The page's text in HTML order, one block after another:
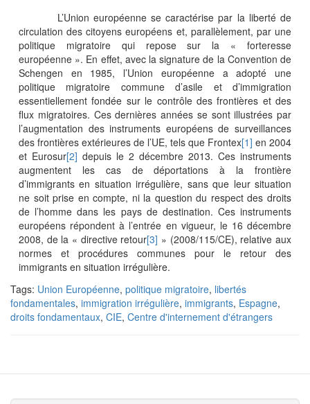
L’Union européenne se caractérise par la liberté de
circulation des citoyens européens et, parallèlement, par une
politique migratoire qui repose sur la « forteresse
européenne ». En effet, avec la signature de la Convention de
Schengen en 1985, l’Union européenne a adopté une
politique migratoire commune d’asile et d’immigration
essentiellement fondée sur le contrôle des frontières et des
flux migratoires. Ces dernières années se sont illustrées par
l’augmentation des instruments européens de surveillances
des frontières extérieures de l’UE, tels que Frontex[1] en 2004
et Eurosur[2] depuis le 2 décembre 2013. Ces instruments
augmentent les cas de déportations à la frontière
d’immigrants en situation irrégulière, sans que leur situation
ne soit prise en compte, ni la question du respect des droits
de l’homme dans les pays de destination. Ces instruments
européens répondent à l’entrée en vigueur, le 16 décembre
2008, de la « directive retour[3] » (2008/115/CE), relative aux
normes et procédures communes pour le retour des
immigrants en situation irrégulière.
Tags: Union Européenne, politique migratoire, libertés
fondamentales, immigration irrégulière, immigrants, Espagne,
droits fondamentaux, CIE, Centre d'internement d'étrangers